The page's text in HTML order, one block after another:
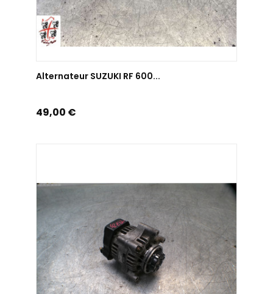
Alternateur SUZUKI RF 600...
Prix
49,00 €